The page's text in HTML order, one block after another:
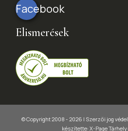
Facebook
Elismerések
© Copyright 2008 - 2026 | Szerzői jog
készítette: X-Page